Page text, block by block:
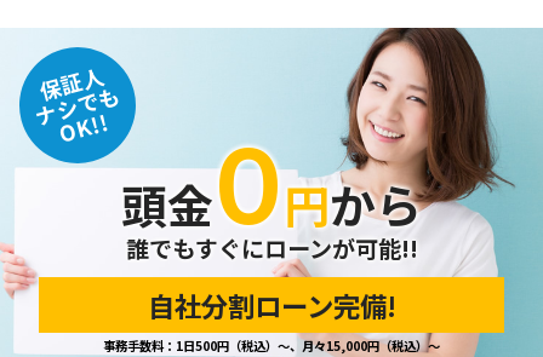
保証人
ナシでも
OK!!
頭金０円から
誰でもすぐにローンが可能!!
自社分割ローン完備!
事務手数料：1日500円（税込）～、月々15,000円（税込）～